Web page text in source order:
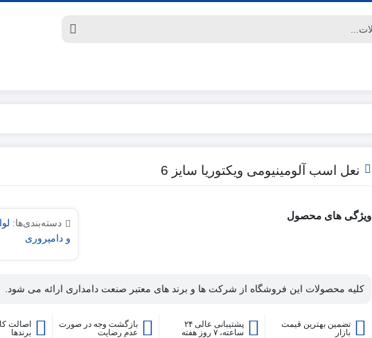
نعل اسب آلومینیومی ویکتوریا سایز 6
ویژگی های محصول
دسته‌بندی‌ها:
و دامپروری
کلیه محصولات این فروشگاه از شرکت ها و برند های معتبر صنعت دامداری ارائه می شود.
تضمین بهترین قیمت
بازار
پشتیبانی عالی ۲۴
ساعته، ۷ روز هفته
بازگشت وجه در صورت
عدم رضایت
اصالت
برندها